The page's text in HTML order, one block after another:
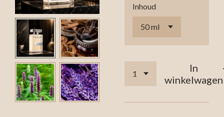
Inhoud
In
winkelwagen